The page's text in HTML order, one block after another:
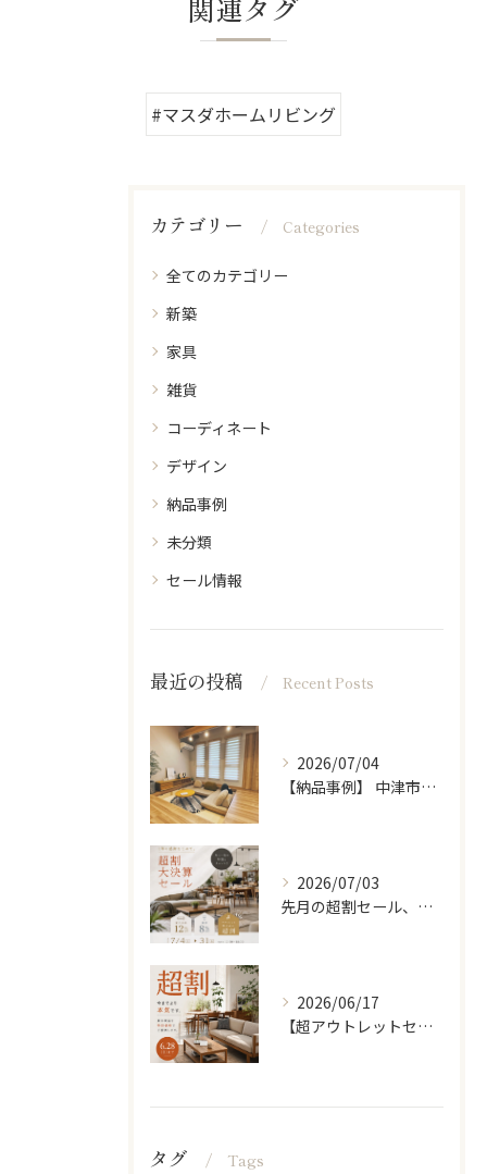
関連タグ
#マスダホームリビング
カテゴリー Categories
全てのカテゴリー
新築
家具
雑貨
コーディネート
デザイン
納品事例
未分類
セール情報
最近の投稿 Recent Posts
2026/07/04
【納品事例】 中津市の新築に家具・雑貨一式をコーディネートさ...
2026/07/03
先月の超割セール、たくさんの方に来ていただきありがとうござい...
2026/06/17
【超アウトレットセール】 「超割」
タグ Tags